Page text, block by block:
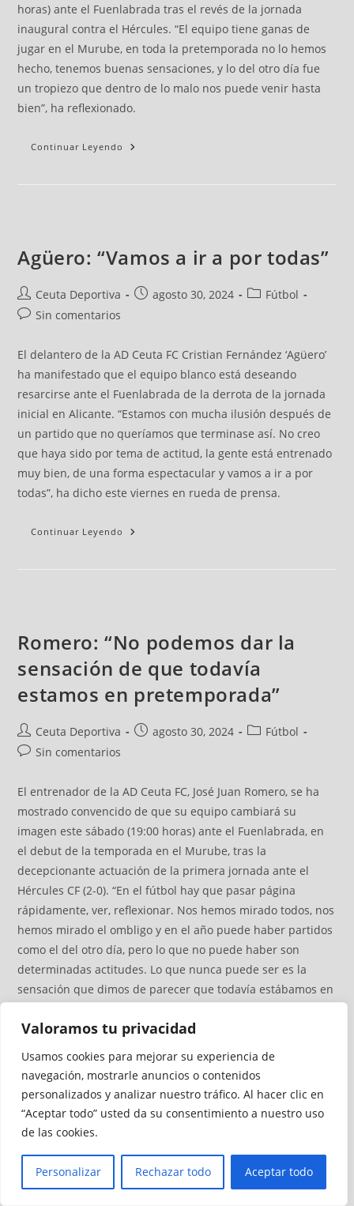
Valoramos tu privacidad
Usamos cookies para mejorar su experiencia de
navegación, mostrarle anuncios o contenidos
personalizados y analizar nuestro tráfico. Al hacer clic en
“Aceptar todo” usted da su consentimiento a nuestro uso
de las cookies.
Personalizar Rechazar todo Aceptar todo
horas) ante el Fuenlabrada tras el revés de la jornada
inaugural contra el Hércules. “El equipo tiene ganas de
jugar en el Murube, en toda la pretemporada no lo hemos
hecho, tenemos buenas sensaciones, y lo del otro día fue
un tropiezo que dentro de lo malo nos puede venir hasta
bien”, ha reflexionado.
Continuar Leyendo
Agüero: “Vamos a ir a por todas”
Ceuta Deportiva agosto 30, 2024
Fútbol
Sin comentarios
El delantero de la AD Ceuta FC Cristian Fernández ‘Agüero’
ha manifestado que el equipo blanco está deseando
resarcirse ante el Fuenlabrada de la derrota de la jornada
inicial en Alicante. “Estamos con mucha ilusión después de
un partido que no queríamos que terminase así. No creo
que haya sido por tema de actitud, la gente está entrenado
muy bien, de una forma espectacular y vamos a ir a por
todas”, ha dicho este viernes en rueda de prensa.
Continuar Leyendo
Romero: “No podemos dar la
sensación de que todavía
estamos en pretemporada”
Ceuta Deportiva agosto 30, 2024
Fútbol
Sin comentarios
El entrenador de la AD Ceuta FC, José Juan Romero, se ha
mostrado convencido de que su equipo cambiará su
imagen este sábado (19:00 horas) ante el Fuenlabrada, en
el debut de la temporada en el Murube, tras la
decepcionante actuación de la primera jornada ante el
Hércules CF (2-0). “En el fútbol hay que pasar página
rápidamente, ver, reflexionar. Nos hemos mirado todos, nos
hemos mirado el ombligo y en el año puede haber partidos
como el del otro día, pero lo que no puede haber son
determinadas actitudes. Lo que nunca puede ser es la
sensación que dimos de parecer que todavía estábamos en
cualquier partido con la camiseta del Ceuta”.
El Fuenlabrada, eliminado de la